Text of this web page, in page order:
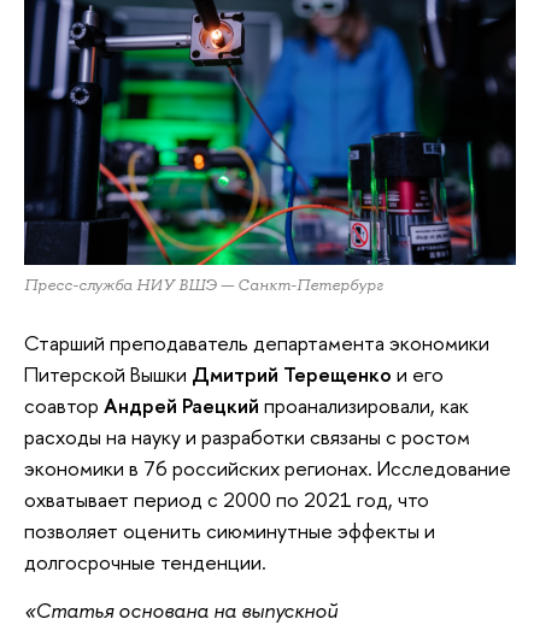
Пресс-служба НИУ ВШЭ — Санкт-Петербург
Старший преподаватель департамента экономики
Питерской Вышки Дмитрий Терещенко и его
соавтор Андрей Раецкий проанализировали, как
расходы на науку и разработки связаны с ростом
экономики в 76 российских регионах. Исследование
охватывает период с 2000 по 2021 год, что
позволяет оценить сиюминутные эффекты и
долгосрочные тенденции.
«Статья основана на выпускной